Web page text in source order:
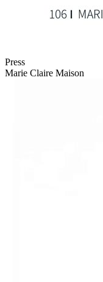
Press
Marie Claire Maison